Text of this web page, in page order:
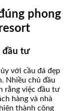
phong
đầu tư
với cầu đá đẹp
Nhiều chủ đầu
rằng việc đầu tư
hàng và nhà
thành công